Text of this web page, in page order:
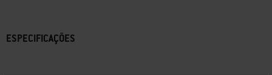
ESPECIFICAÇÕES